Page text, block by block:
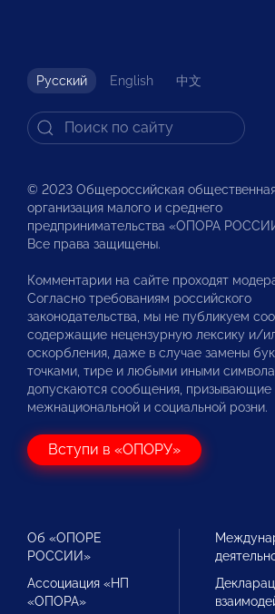
Русский English 中文
© 2023 Общероссийская
организация малого и среднего
предпринимательства «ОПОРА
Все права защищены.
Комментарии на сайте проходят
Согласно требованиям российского
законодательства, мы не публикуем
содержащие нецензурную лексику и/
оскорбления, даже в случае замены
точками, тире и любыми иными
допускаются сообщения, призывающие
межнациональной и социальной розни.
Вступи в «ОПОРУ»
Об «ОПОРЕ
РОССИИ»
Ассоциация «НП
«ОПОРА»